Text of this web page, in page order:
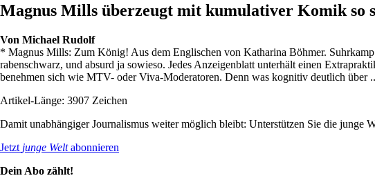
Magnus Mills überzeugt mit kumulativer Komik so
Von Michael Rudolf
* Magnus Mills: Zum König! Aus dem Englischen von Katharina Böhmer.
rabenschwarz, und absurd ja sowieso. Jedes Anzeigenblatt unterhält einen
benehmen sich wie MTV- oder Viva-Moderatoren. Denn was kognitiv deutlich über
Artikel-Länge: 3907 Zeichen
Damit unabhängiger Journalismus weiter möglich bleibt: Unterstützen Sie die junge
Jetzt junge Weltabonnieren
Dein Abo zählt!